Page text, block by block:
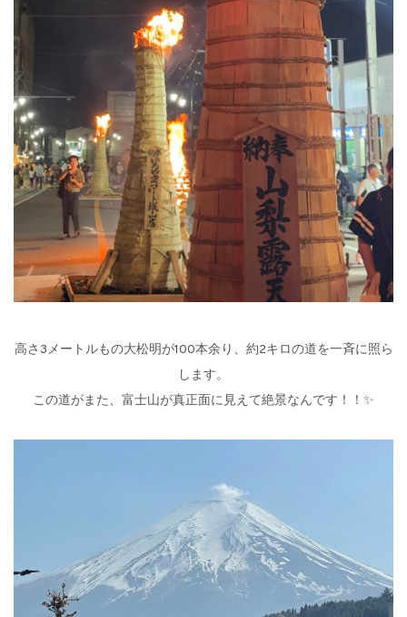
高さ3メートルもの大松明が100本余り、約2キロの道を一斉に照ら
します。
この道がまた、富士山が真正面に見えて絶景なんです！！✨